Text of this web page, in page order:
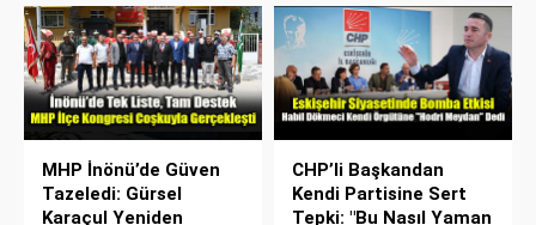
MHP İnönü’de Güven
Tazeledi: Gürsel
Karaçul Yeniden
CHP’li Başkandan
Kendi Partisine Sert
Tepki: "Bu Nasıl Yaman